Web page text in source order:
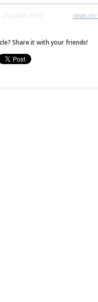
24 juillet 2010 news en
Share it with your friends!